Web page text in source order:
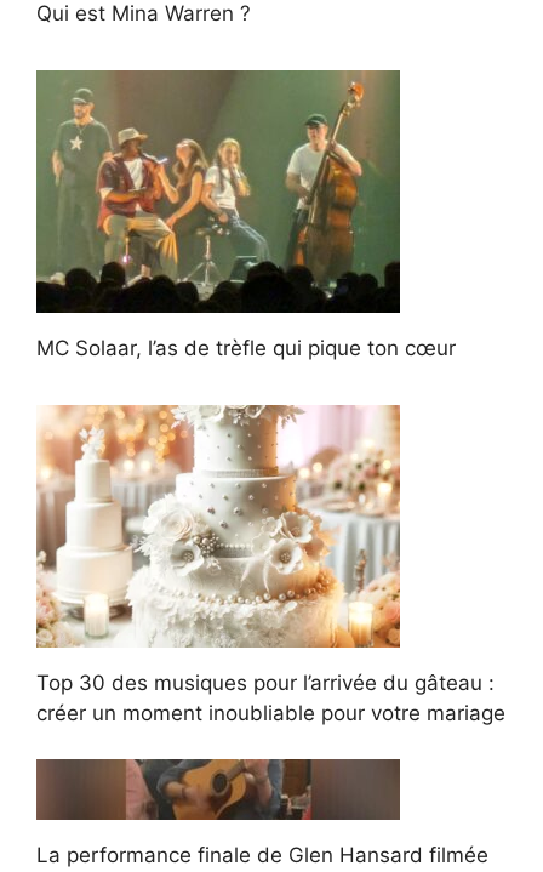
Qui est Mina Warren ?
MC Solaar, l’as de trèfle qui pique ton cœur
Top 30 des musiques pour l’arrivée du gâteau :
créer un moment inoubliable pour votre mariage
La performance finale de Glen Hansard filmée